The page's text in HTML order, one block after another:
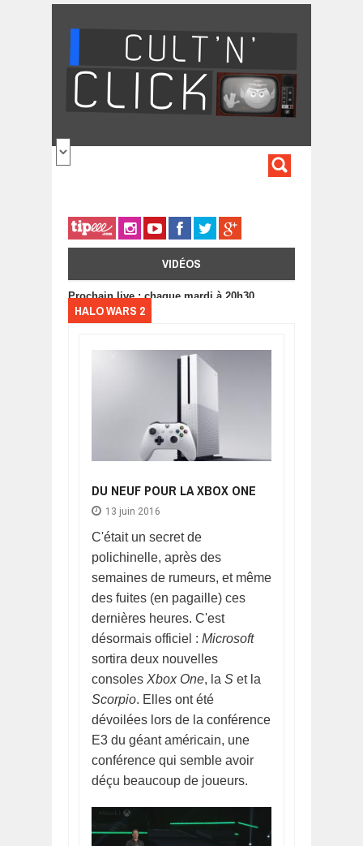
VIDÉOS
Prochain live : chaque mardi à 20h30
HALO WARS 2
DU NEUF POUR LA XBOX ONE
13 juin 2016
C'était un secret de
polichinelle, après des
semaines de rumeurs, et même
des fuites (en pagaille) ces
dernières heures. C'est
désormais officiel : Microsoft
sortira deux nouvelles
consoles Xbox One, la S et la
Scorpio. Elles ont été
dévoilées lors de la conférence
E3 du géant américain, une
conférence qui semble avoir
déçu beaucoup de joueurs.